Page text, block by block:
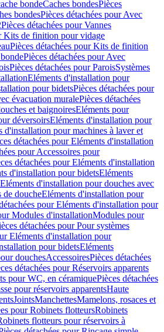
bondeCaches bondesPièces
bondesPièces détachées pour Avec
Pièces détachées pour Vannes
Kits de finition pour vidage
Pièces détachées pour Kits de finition
Pièces détachées pour Avec
Pièces détachées pour ParoisSystèmes
Eléments d'installation pour
pour bidetsPièces détachées pour
évacuation muralePièces détachées
et baignoiresEléments pour
déversoirsEléments d'installation pour
d'installation pour machines à laver et
détachées pour Eléments d'installation
pour Accessoires pour
détachées pour Eléments d'installation
d'installation pour bidetsEléments
d'installation pour douches avec
de doucheEléments d'installation pour
pour Eléments d'installation pour
Modules d'installationModules pour
détachées pour Pour systèmes
Eléments d'installation pour
pour bidetsEléments
douchesAccessoiresPièces détachées
détachées pour Réservoirs apparents
pour WC, en céramiquePièces détachées
pour réservoirs apparentsHaute
JointsManchettesMamelons, rosaces et
pour Robinets flotteursRobinets
flotteurs pour réservoirs à